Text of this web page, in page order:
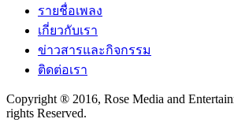
รายชื่อเพลง
เกี่ยวกับเรา
ข่าวสารและกิจกรรม
ติดต่อเรา
Copyright ® 2016, Rose Media and
rights Reserved.